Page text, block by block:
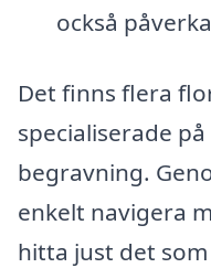
också
Det finns flera
specialiserade
begravning.
enkelt navigera
hitta just det